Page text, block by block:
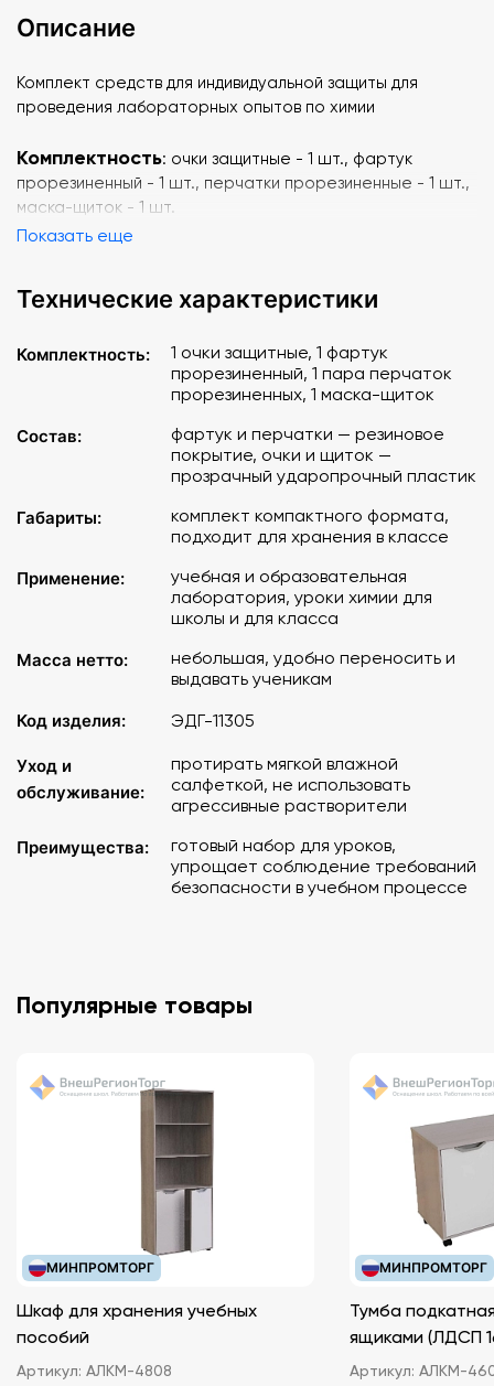
Описание
Комплект средств для индивидуальной защиты для
проведения лабораторных опытов по химии
Комплектность: очки защитные - 1 шт., фартук
прорезиненный - 1 шт., перчатки прорезиненные - 1 шт.,
маска-щиток - 1 шт.
Показать еще
Технические характеристики
Комплектность:
1 очки защитные, 1 фартук
прорезиненный, 1 пара перчаток
прорезиненных, 1 маска-щиток
Состав:
фартук и перчатки — резиновое
покрытие, очки и щиток —
прозрачный ударопрочный пластик
Габариты:
комплект компактного формата,
подходит для хранения в классе
Применение:
учебная и образовательная
лаборатория, уроки химии для
школы и для класса
Масса нетто:
небольшая, удобно переносить и
выдавать ученикам
Код изделия:
ЭДГ-11305
Уход и
обслуживание:
протирать мягкой влажной
салфеткой, не использовать
агрессивные растворители
Преимущества:
готовый набор для уроков,
упрощает соблюдение требований
безопасности в учебном процессе
Популярные товары
МИНПРОМТОРГ
Шкаф для хранения учебных
пособий
Артикул: АЛКМ-4808
МИНПРОМТОРГ
Тумба
ящиками
Артикул: АЛКМ-